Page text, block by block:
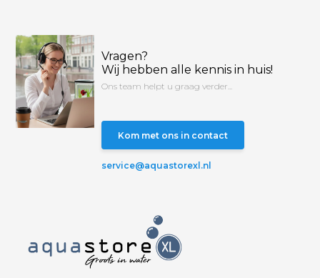
Vragen?
Wij hebben alle kennis in huis!
Ons team helpt u graag verder...
Kom met ons in contact
service@aquastorexl.nl